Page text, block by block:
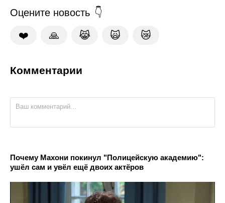
Оцените новость
❤️ 🙏 😹 🙀 😿
Комментарии
Почему Махони покинул "Полицейскую академию":
ушёл сам и увёл ещё двоих актёров